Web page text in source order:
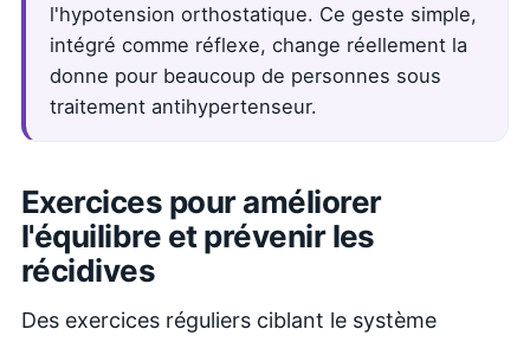
l'hypotension orthostatique. Ce geste simple,
intégré comme réflexe, change réellement la
donne pour beaucoup de personnes sous
traitement antihypertenseur.
Exercices pour améliorer
l'équilibre et prévenir les
récidives
Des exercices réguliers ciblant le système